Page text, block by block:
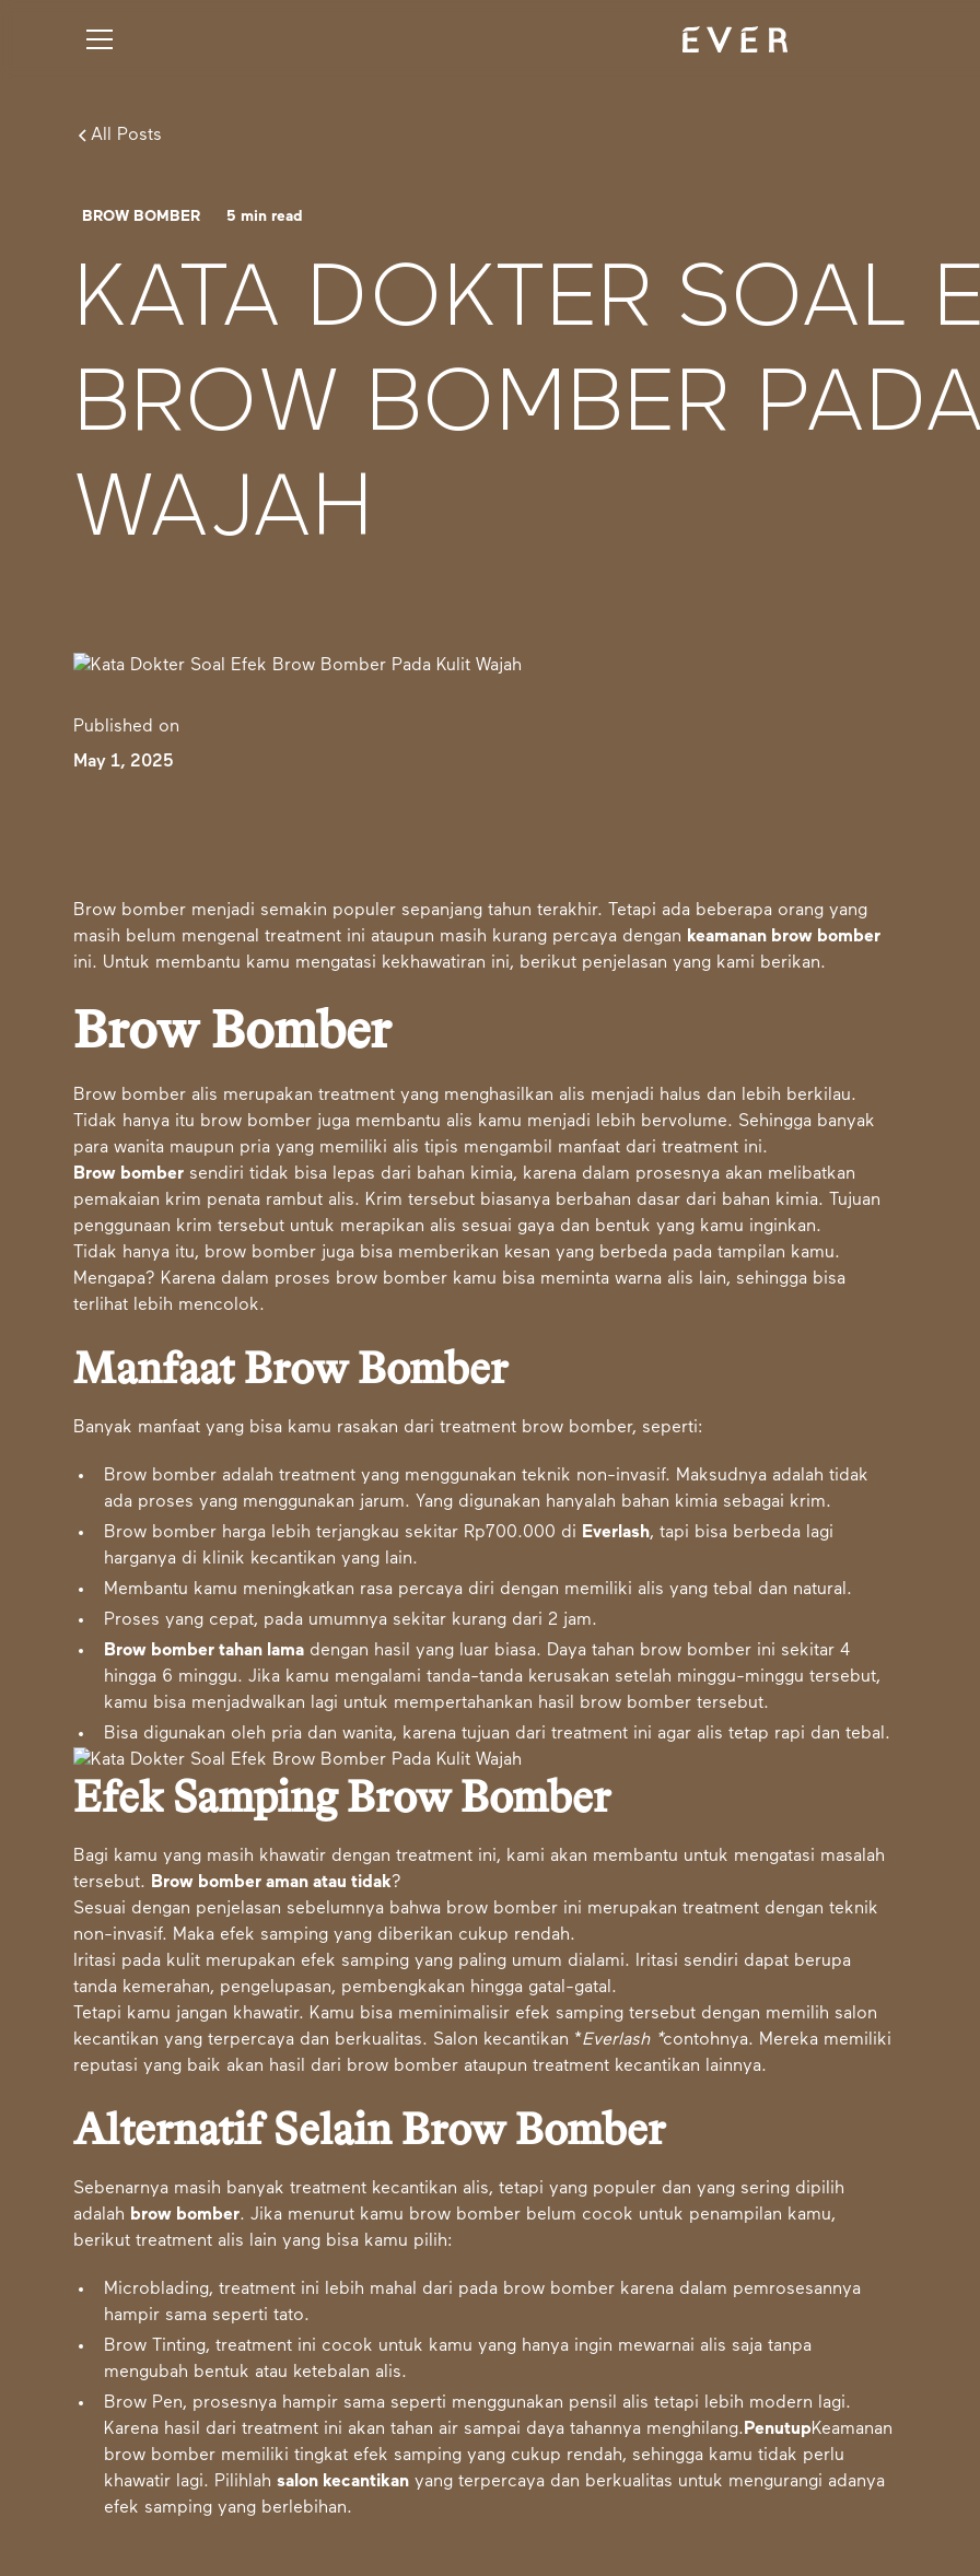
All Posts
BROW BOMBER 5 min read
KATA DOKTER SOAL
BROW BOMBER
WAJAH
Published on
May 1, 2025
Brow bomber menjadi semakin populer sepanjang tahun terakhir. Tetapi ada beberapa orang yang
masih belum mengenal treatment ini ataupun masih kurang percaya dengan keamanan brow bomber
ini. Untuk membantu kamu mengatasi kekhawatiran ini, berikut penjelasan yang kami berikan.
Brow Bomber
Brow bomber alis merupakan treatment yang menghasilkan alis menjadi halus dan lebih berkilau.
Tidak hanya itu brow bomber juga membantu alis kamu menjadi lebih bervolume. Sehingga banyak
para wanita maupun pria yang memiliki alis tipis mengambil manfaat dari treatment ini.
Brow bomber sendiri tidak bisa lepas dari bahan kimia, karena dalam prosesnya akan melibatkan
pemakaian krim penata rambut alis. Krim tersebut biasanya berbahan dasar dari bahan kimia. Tujuan
penggunaan krim tersebut untuk merapikan alis sesuai gaya dan bentuk yang kamu inginkan.
Tidak hanya itu, brow bomber juga bisa memberikan kesan yang berbeda pada tampilan kamu.
Mengapa? Karena dalam proses brow bomber kamu bisa meminta warna alis lain, sehingga bisa
terlihat lebih mencolok.
Manfaat Brow Bomber
Banyak manfaat yang bisa kamu rasakan dari treatment brow bomber, seperti:
Brow bomber adalah treatment yang menggunakan teknik non-invasif. Maksudnya adalah tidak
ada proses yang menggunakan jarum. Yang digunakan hanyalah bahan kimia sebagai krim.
Brow bomber harga lebih terjangkau sekitar Rp700.000 di Everlash, tapi bisa berbeda lagi
harganya di klinik kecantikan yang lain.
Membantu kamu meningkatkan rasa percaya diri dengan memiliki alis yang tebal dan natural.
Proses yang cepat, pada umumnya sekitar kurang dari 2 jam.
Brow bomber tahan lama dengan hasil yang luar biasa. Daya tahan brow bomber ini sekitar 4
hingga 6 minggu. Jika kamu mengalami tanda-tanda kerusakan setelah minggu-minggu tersebut,
kamu bisa menjadwalkan lagi untuk mempertahankan hasil brow bomber tersebut.
Bisa digunakan oleh pria dan wanita, karena tujuan dari treatment ini agar alis tetap rapi dan tebal.
Efek Samping Brow Bomber
Bagi kamu yang masih khawatir dengan treatment ini, kami akan membantu untuk mengatasi masalah
tersebut. Brow bomber aman atau tidak?
Sesuai dengan penjelasan sebelumnya bahwa brow bomber ini merupakan treatment dengan teknik
non-invasif. Maka efek samping yang diberikan cukup rendah.
Iritasi pada kulit merupakan efek samping yang paling umum dialami. Iritasi sendiri dapat berupa
tanda kemerahan, pengelupasan, pembengkakan hingga gatal-gatal.
Tetapi kamu jangan khawatir. Kamu bisa meminimalisir efek samping tersebut dengan memilih salon
kecantikan yang terpercaya dan berkualitas. Salon kecantikan *Everlash*contohnya. Mereka memiliki
reputasi yang baik akan hasil dari brow bomber ataupun treatment kecantikan lainnya.
Alternatif Selain Brow Bomber
Sebenarnya masih banyak treatment kecantikan alis, tetapi yang populer dan yang sering dipilih
adalah brow bomber. Jika menurut kamu brow bomber belum cocok untuk penampilan kamu,
berikut treatment alis lain yang bisa kamu pilih:
Microblading, treatment ini lebih mahal dari pada brow bomber karena dalam pemrosesannya
hampir sama seperti tato.
Brow Tinting, treatment ini cocok untuk kamu yang hanya ingin mewarnai alis saja tanpa
mengubah bentuk atau ketebalan alis.
Brow Pen, prosesnya hampir sama seperti menggunakan pensil alis tetapi lebih modern lagi.
Karena hasil dari treatment ini akan tahan air sampai daya tahannya menghilang. PenutupKeamanan
brow bomber memiliki tingkat efek samping yang cukup rendah, sehingga kamu tidak perlu
khawatir lagi. Pilihlahsalon kecantikan yang terpercaya dan berkualitas untuk mengurangi adanya
efek samping yang berlebihan.